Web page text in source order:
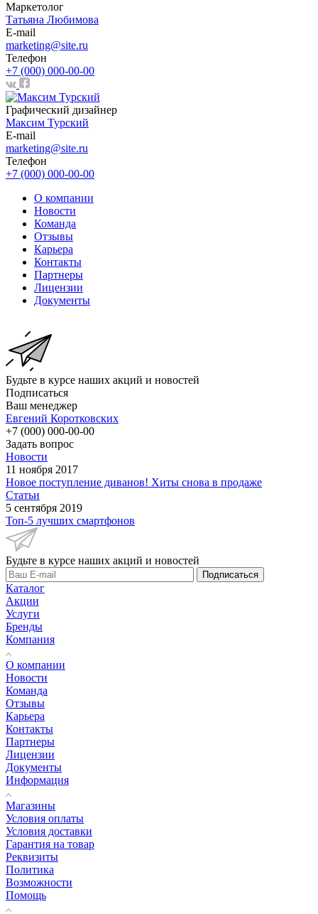
Маркетолог
Татьяна Любимова
E-mail
marketing@site.ru
Телефон
+7 (000) 000-00-00
Графический дизайнер
Максим Турский
E-mail
marketing@site.ru
Телефон
+7 (000) 000-00-00
О компании
Новости
Команда
Отзывы
Карьера
Контакты
Партнеры
Лицензии
Документы
Будьте в курсе наших акций и новостей
Подписаться
Ваш менеджер
Евгений Коротковских
+7 (000) 000-00-00
Задать вопрос
Новости
11 ноября 2017
Новое поступление диванов! Хиты снова в продаже
Статьи
5 сентября 2019
Топ-5 лучших смартфонов
Будьте в курсе наших акций и новостей
Подписаться
Каталог
Акции
Услуги
Бренды
Компания
О компании
Новости
Команда
Отзывы
Карьера
Контакты
Партнеры
Лицензии
Документы
Информация
Магазины
Условия оплаты
Условия доставки
Гарантия на товар
Реквизиты
Политика
Возможности
Помощь